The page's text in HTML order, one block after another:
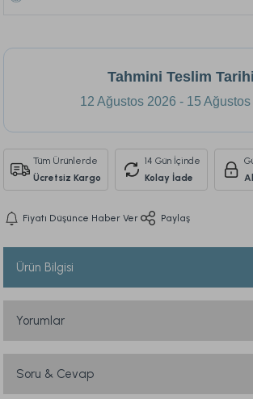
Tahmini Teslim Tarihi
12 Ağustos 2026 - 15
Tüm Ürünlerde
Ücretsiz Kargo
14 Gün İçinde
Kolay İade
Fiyatı Düşünce Haber Ver Paylaş
Ürün Bilgisi
Yorumlar
Soru & Cevap